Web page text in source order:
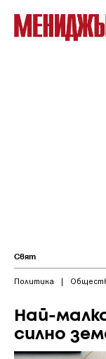
Свят
Политика |
Най-
силно